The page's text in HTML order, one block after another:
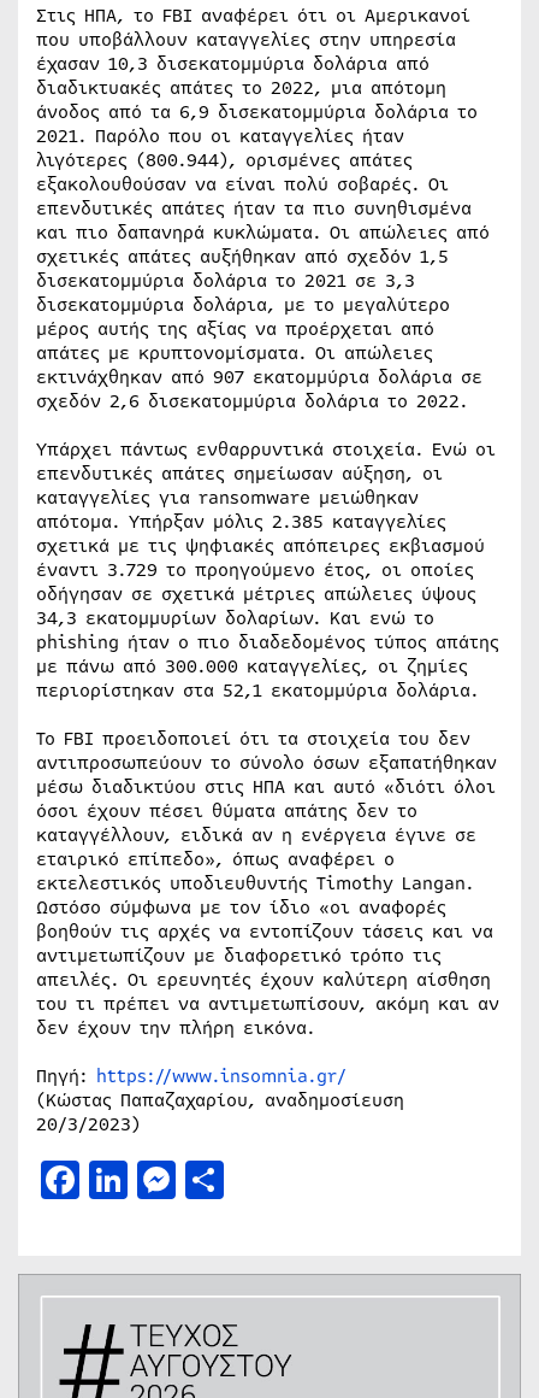
Στις ΗΠΑ, το FBI αναφέρει ότι οι Αμερικανοί
που υποβάλλουν καταγγελίες στην υπηρεσία
έχασαν 10,3 δισεκατομμύρια δολάρια από
διαδικτυακές απάτες το 2022, μια απότομη
άνοδος από τα 6,9 δισεκατομμύρια δολάρια το
2021. Παρόλο που οι καταγγελίες ήταν
λιγότερες (800.944), ορισμένες απάτες
εξακολουθούσαν να είναι πολύ σοβαρές. Οι
επενδυτικές απάτες ήταν τα πιο συνηθισμένα
και πιο δαπανηρά κυκλώματα. Οι απώλειες από
σχετικές απάτες αυξήθηκαν από σχεδόν 1,5
δισεκατομμύρια δολάρια το 2021 σε 3,3
δισεκατομμύρια δολάρια, με το μεγαλύτερο
μέρος αυτής της αξίας να προέρχεται από
απάτες με κρυπτονομίσματα. Οι απώλειες
εκτινάχθηκαν από 907 εκατομμύρια δολάρια σε
σχεδόν 2,6 δισεκατομμύρια δολάρια το 2022.
Υπάρχει πάντως ενθαρρυντικά στοιχεία. Ενώ οι
επενδυτικές απάτες σημείωσαν αύξηση, οι
καταγγελίες για ransomware μειώθηκαν
απότομα. Υπήρξαν μόλις 2.385 καταγγελίες
σχετικά με τις ψηφιακές απόπειρες εκβιασμού
έναντι 3.729 το προηγούμενο έτος, οι οποίες
οδήγησαν σε σχετικά μέτριες απώλειες ύψους
34,3 εκατομμυρίων δολαρίων. Και ενώ το
phishing ήταν ο πιο διαδεδομένος τύπος απάτης
με πάνω από 300.000 καταγγελίες, οι ζημίες
περιορίστηκαν στα 52,1 εκατομμύρια δολάρια.
Το FBI προειδοποιεί ότι τα στοιχεία του δεν
αντιπροσωπεύουν το σύνολο όσων εξαπατήθηκαν
μέσω διαδικτύου στις ΗΠΑ και αυτό «διότι όλοι
όσοι έχουν πέσει θύματα απάτης δεν το
καταγγέλλουν, ειδικά αν η ενέργεια έγινε σε
εταιρικό επίπεδο», όπως αναφέρει ο
εκτελεστικός υποδιευθυντής Timothy Langan.
Ωστόσο σύμφωνα με τον ίδιο «οι αναφορές
βοηθούν τις αρχές να εντοπίζουν τάσεις και να
αντιμετωπίζουν με διαφορετικό τρόπο τις
απειλές. Οι ερευνητές έχουν καλύτερη αίσθηση
του τι πρέπει να αντιμετωπίσουν, ακόμη και αν
δεν έχουν την πλήρη εικόνα.
Πηγή: https://www.insomnia.gr/
(Κώστας Παπαζαχαρίου, αναδημοσίευση
20/3/2023)
Facebook
LinkedIn
Messenger